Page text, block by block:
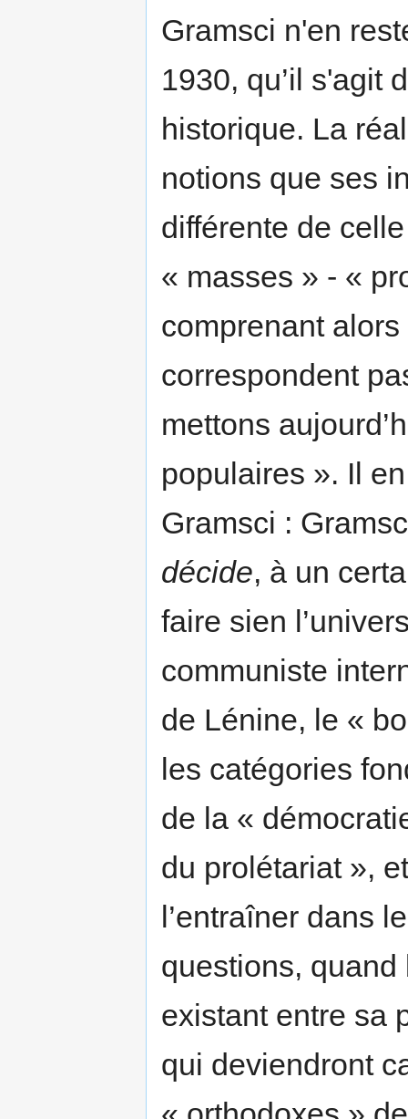
Gramsci n'en
1930, qu’il s'agit
historique. La
notions que ses
différente de
« masses » - «
comprenant
correspondent
mettons
populaires ». Il
Gramsci :
décide, à un
faire sien
communiste
de Lénine, le «
les catégories
de la «
du prolétariat »,
l’entraîner dans
questions, quand
existant entre sa
qui deviendront